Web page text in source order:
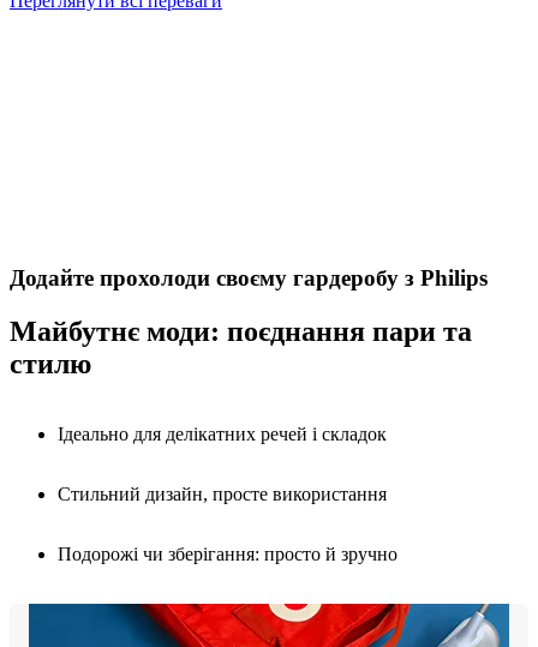
Додайте прохолоди своєму гардеробу з Philips
Майбутнє моди: поєднання пари та
стилю
Ідеально для делікатних речей і складок
Стильний дизайн, просте використання
Подорожі чи зберігання: просто й зручно